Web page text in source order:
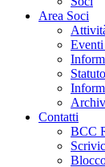
Area Soci
Contatti
BCC